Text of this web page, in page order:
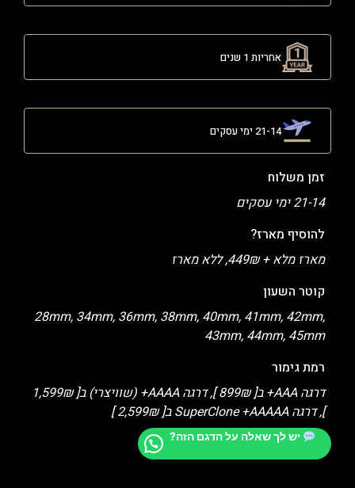
אחריות 1 שנים
21-14 ימי עסקים
זמן משלוח
21-14 ימי עסקים
להוסיף מארז?
מארז מלא + 449₪, ללא מארז
קוטר השעון
28mm, 34mm, 36mm, 38mm, 40mm, 41mm, 42mm,
43mm, 44mm, 45mm
רמת גימור
דרגה AAA+ ב[ 899₪ ], דרגה AAAA+ (שוויצרי) ב[ 1,599₪
], דרגה SuperClone +AAAAA ב[ 2,599₪ ]
יש לך שאלה על הדגם הזה?